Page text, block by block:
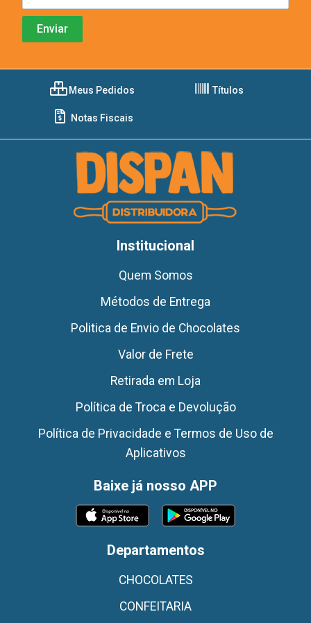
Meus Pedidos Títulos
Notas Fiscais
Institucional
Quem Somos
Métodos de Entrega
Politica de Envio de Chocolates
Valor de Frete
Retirada em Loja
Política de Troca e Devolução
Política de Privacidade e Termos de Uso de
Aplicativos
Baixe já nosso APP
Departamentos
CHOCOLATES
CONFEITARIA